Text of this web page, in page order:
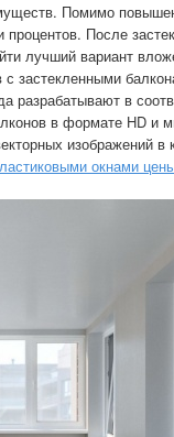
Помимо
После
лучший вариант
с застекленными
разрабатывают в
в формате HD и
изображений в
окнами